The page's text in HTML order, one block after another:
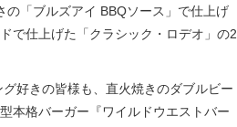
の「ブルズアイ BBQソース」で仕上げ
で仕上げた「クラシック・ロデオ」の2
好きの皆様も、直火焼きのダブルビー
本格バーガー『ワイルドウエストバー